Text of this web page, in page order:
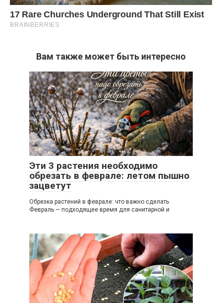
Вам также может быть интересно
Эти 3 растения необходимо
обрезать в феврале: летом пышно
зацветут
Обрезка растений в феврале: что важно сделать
Февраль — подходящее время для санитарной и